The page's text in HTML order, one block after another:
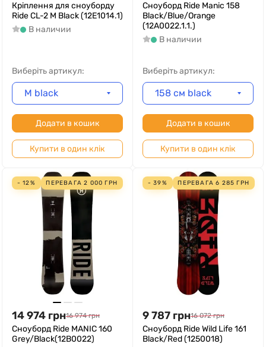
Кріплення для сноуборду
Ride CL-2 M Black (12E1014.1)
В наличии
Виберіть артикул:
M black
Додати в кошик
Купити в один клік
Сноуборд Ride Manic 158
Black/Blue/Orange
(12A0022.1.1.)
В наличии
Виберіть артикул:
158 см black
Додати в кошик
Купити в один клік
- 12% ПЕРЕВАГА2 000 ГРН
14 974 грн16 974 грн
Сноуборд Ride MANIC 160
Grey/Black(12B0022)
- 39% ПЕРЕВАГА6 285 ГРН
9 787 грн16 072 грн
Сноуборд Ride Wild Life 161
Black/Red (1250018)